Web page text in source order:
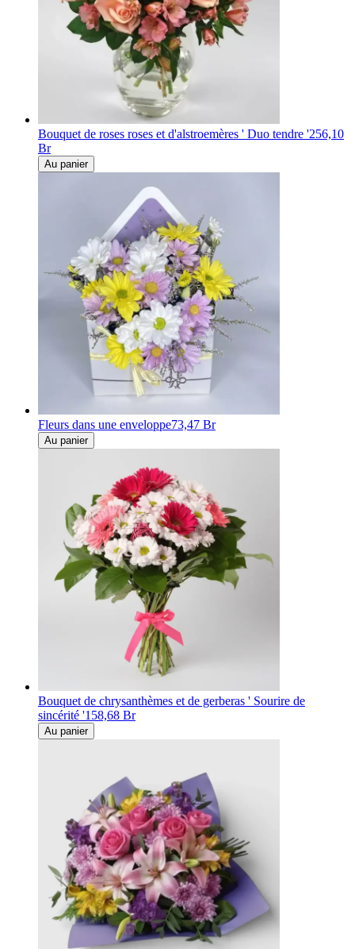
Bouquet de roses roses et d'alstroemères ' Duo tendre '256,10
Br
Au panier
Fleurs dans une enveloppe73,47 Br
Au panier
Bouquet de chrysanthèmes et de gerberas ' Sourire de
sincérité '158,68 Br
Au panier